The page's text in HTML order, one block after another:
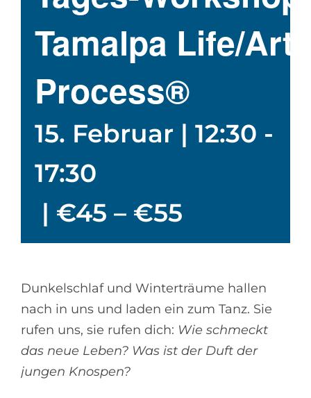
Tamalpa Life/Art
Process®
15. Februar | 12:30 -
17:30
| €45 – €55
Dunkelschlaf und Winterträume hallen
nach in uns und laden ein zum Tanz. Sie
rufen uns, sie rufen dich: Wie schmeckt
das neue Leben? Was ist der Duft der
jungen Knospen?